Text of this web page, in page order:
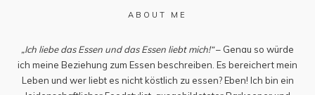
ABOUT ME
„Ich liebe das Essen und das Essen liebt mich!“– Genau so würde
ich meine Beziehung zum Essen beschreiben. Es bereichert mein
Leben und wer liebt es nicht köstlich zu essen? Eben! Ich bin ein